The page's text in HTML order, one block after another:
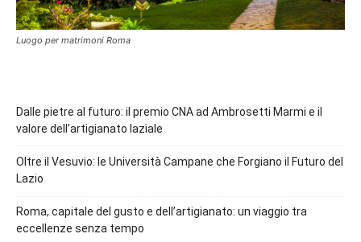
Luogo per matrimoni Roma
Dalle pietre al futuro: il premio CNA ad Ambrosetti Marmi e il
valore dell’artigianato laziale
Oltre il Vesuvio: le Università Campane che Forgiano il Futuro del
Lazio
Roma, capitale del gusto e dell’artigianato: un viaggio tra
eccellenze senza tempo